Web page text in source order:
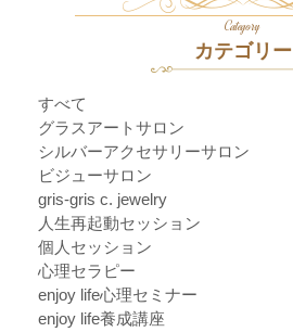
Category
カテゴリー
すべて
グラスアートサロン
シルバーアクセサリーサロン
ビジューサロン
gris-gris c. jewelry
人生再起動セッション
個人セッション
心理セラピー
enjoy life心理セミナー
enjoy life養成講座